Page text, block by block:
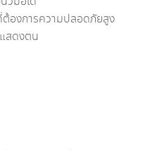
ต้องการความปลอดภัยสูง
สดงตน